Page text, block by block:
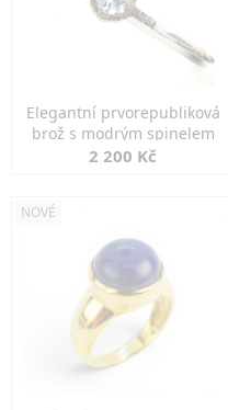
Elegantní prvorepubliková
brož s modrým spinelem
2 200 Kč
NOVÉ